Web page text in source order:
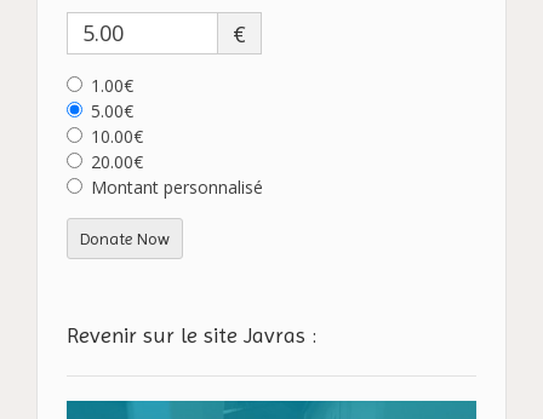
€
1.00€
5.00€
10.00€
20.00€
Montant personnalisé
Donate Now
Revenir sur le site Javras :